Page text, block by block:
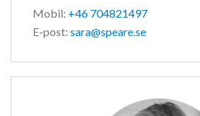
Mobil: +46 704821497
E-post: sara@speare.se